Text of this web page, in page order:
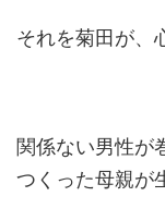
それを菊田が、
関係ない男性が
つくった母親が